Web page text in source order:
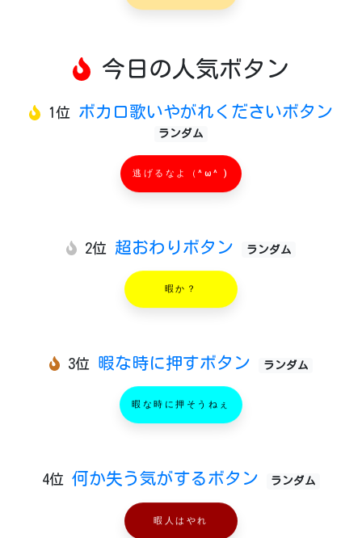
今日の人気ボタン
1位 ボカロ歌いやがれくださいボタン
ランダム
逃げるなよ（^ω^ )
2位 超おわりボタン ランダム
暇か？
3位 暇な時に押すボタン ランダム
暇な時に押そうねぇ
4位 何か失う気がするボタン ランダム
暇人はやれ